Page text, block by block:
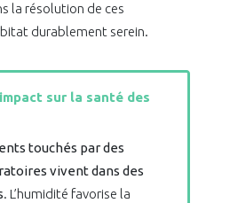
la résolution de ces
durablement serein.
sur la santé des
touchés par des
vivent dans des
. L’humidité favorise la